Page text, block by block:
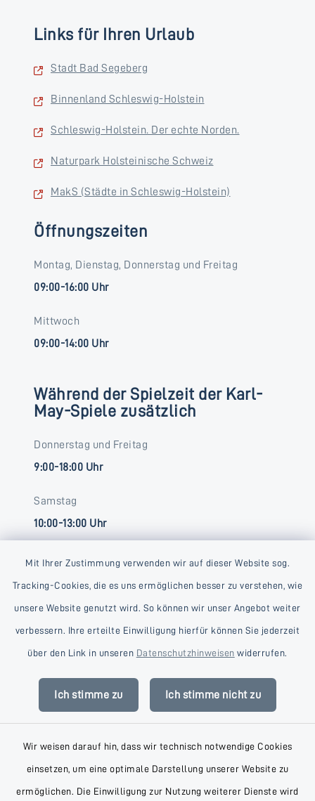
Mit Ihrer Zustimmung verwenden wir auf dieser Website sog.
Tracking-Cookies, die es uns ermöglichen besser zu verstehen, wie
unsere Website genutzt wird. So können wir unser Angebot weiter
verbessern. Ihre erteilte Einwilligung hierfür können Sie jederzeit
über den Link in unseren Datenschutzhinweisen widerrufen.
Ich stimme zu Ich stimme nicht zu
Wir weisen darauf hin, dass wir technisch notwendige Cookies
einsetzen, um eine optimale Darstellung unserer Website zu
ermöglichen. Die Einwilligung zur Nutzung weiterer Dienste wird
Links für Ihren Urlaub
Stadt Bad Segeberg
Binnenland Schleswig-Holstein
Schleswig-Holstein. Der echte Norden.
Naturpark Holsteinische Schweiz
MakS (Städte in Schleswig-Holstein)
Öffnungszeiten
Montag, Dienstag, Donnerstag und Freitag
09:00-16:00 Uhr
Mittwoch
09:00-14:00 Uhr
Während der Spielzeit der Karl-
May-Spiele zusätzlich
Donnerstag und Freitag
9:00-18:00 Uhr
Samstag
10:00-13:00 Uhr
Kontakt
Barrierefreiheit
Datenschutz
Impressum
AGB